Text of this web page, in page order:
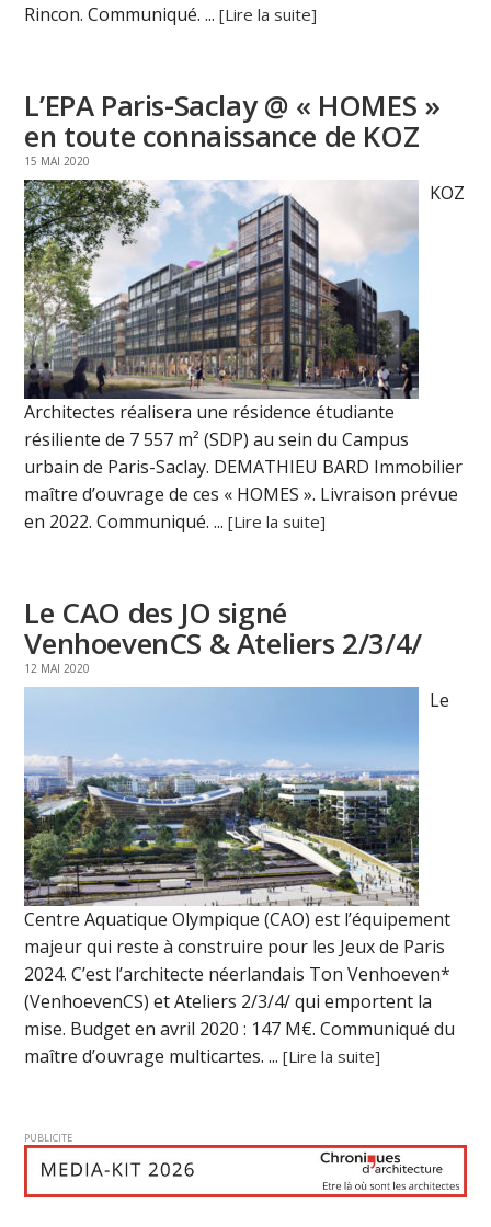
Rincon. Communiqué. ...[Lire la suite]
L’EPA Paris-Saclay @ « HOMES »
en toute connaissance de KOZ
15 MAI 2020
KOZ
Architectes réalisera une résidence étudiante
résiliente de 7 557 m² (SDP) au sein du Campus
urbain de Paris-Saclay. DEMATHIEU BARD Immobilier
maître d’ouvrage de ces « HOMES ». Livraison prévue
en 2022. Communiqué. ...[Lire la suite]
Le CAO des JO signé
VenhoevenCS & Ateliers 2/3/4/
12 MAI 2020
Le
Centre Aquatique Olympique (CAO) est l’équipement
majeur qui reste à construire pour les Jeux de Paris
2024. C’est l’architecte néerlandais Ton Venhoeven*
(VenhoevenCS) et Ateliers 2/3/4/ qui emportent la
mise. Budget en avril 2020 : 147 M€. Communiqué du
maître d’ouvrage multicartes. ...[Lire la suite]
PUBLICITE